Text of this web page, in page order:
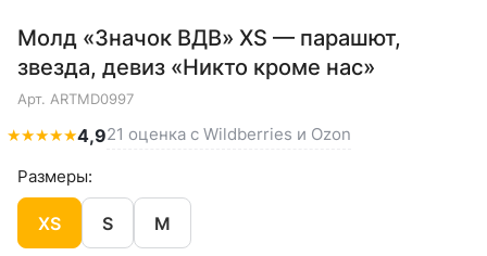
Молд «Значок ВДВ» XS — парашют,
звезда, девиз «Никто кроме нас»
Арт. ARTMD0997
★★★★★4,921 оценка с Wildberries и Ozon
Размеры:
XS S M